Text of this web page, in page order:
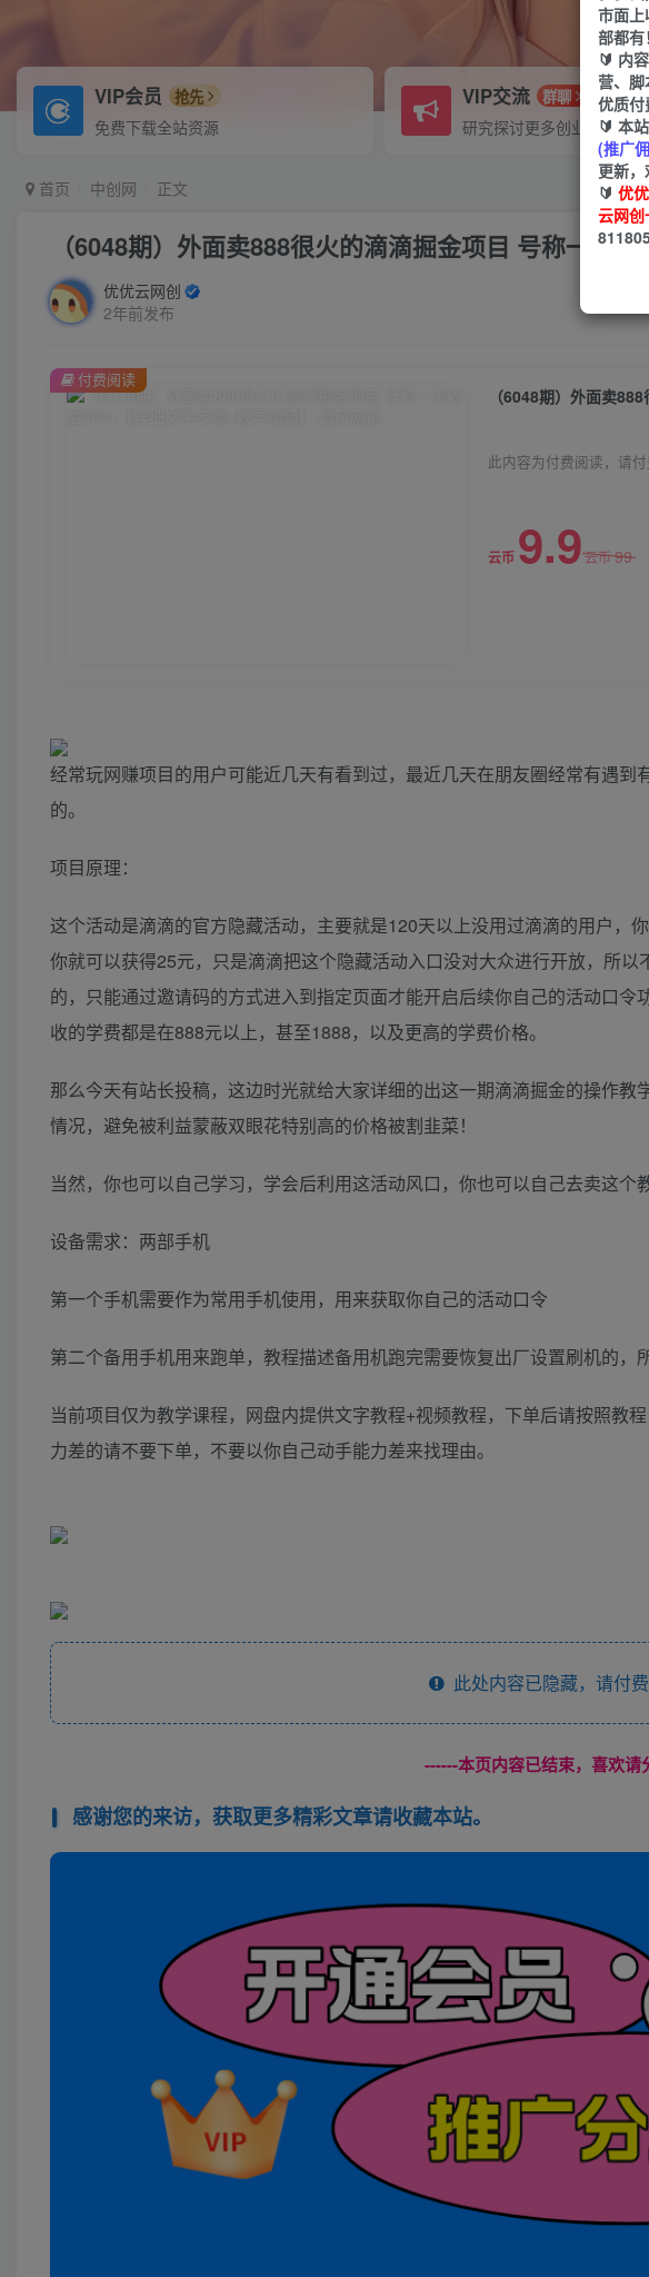
VIP会员 抢先
免费下载全站资源
VIP交流 群聊
研究探讨更多创业项目路
首页 中创网 正文
（6048期）外面卖888很火的滴滴掘金项目 号称一天
优优云网创
2年前发布
此内容为付费阅读，请
云币 9.9云币99
付费阅读
经常玩网赚项目的用户可能近几天有看到过，最近几天在朋友圈经常有遇
的。
项目原理：
这个活动是滴滴的官方隐藏活动，主要就是120天以上没用过滴滴的用户，
你就可以获得25元，只是滴滴把这个隐藏活动入口没对大众进行开放，所
的，只能通过邀请码的方式进入到指定页面才能开启后续你自己的活动口
收的学费都是在888元以上，甚至1888，以及更高的学费价格。
那么今天有站长投稿，这边时光就给大家详细的出这一期滴滴掘金的操作
情况，避免被利益蒙蔽双眼花特别高的价格被割韭菜！
当然，你也可以自己学习，学会后利用这活动风口，你也可以自己去卖这个
设备需求：两部手机
第一个手机需要作为常用手机使用，用来获取你自己的活动口令
第二个备用手机用来跑单，教程描述备用机跑完需要恢复出厂设置刷机的，
当前项目仅为教学课程，网盘内提供文字教程+视频教程，下单后请按照教
力差的请不要下单，不要以你自己动手能力差来找理由。
此处内容已隐藏，请付
------本页内容已结束，喜欢请
感谢您的来访，获取更多精彩文章请收藏本站。
市面
部都有！
🔰 内
营、
优质付
🔰 本
(推广
更新，
🔰 优
云网创